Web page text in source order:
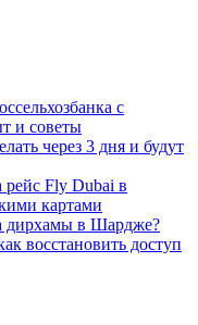
с
и советы
через 3 дня и будут
рейс Fly Dubai в
картами
дирхамы в Шардже?
восстановить доступ